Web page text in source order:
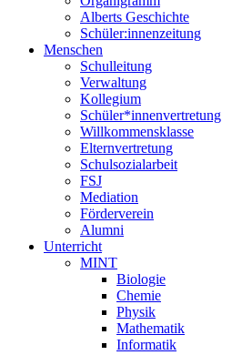
Alberts Geschichte
Schüler:innenzeitung
Menschen
Schulleitung
Verwaltung
Kollegium
Schüler*innenvertretung
Willkommensklasse
Elternvertretung
Schulsozialarbeit
FSJ
Mediation
Förderverein
Alumni
Unterricht
MINT
Biologie
Chemie
Physik
Mathematik
Informatik